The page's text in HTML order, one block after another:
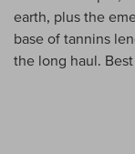
earth, plus the
base of tannins
the long haul.